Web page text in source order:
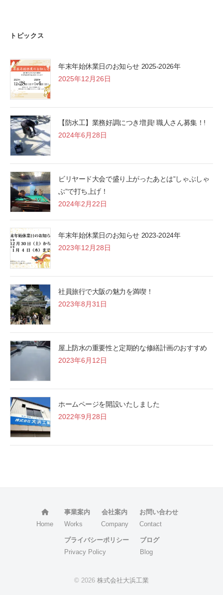
トピックス
年末年始休業日のお知らせ 2025-2026年
2025年12月26日
【防水工】業務好調につき増員! 職人さん募集！!
2024年6月28日
ビリヤード大会で盛り上がったあとは”しゃぶしゃ
ぶ”で打ち上げ！
2024年2月22日
年末年始休業日のお知らせ 2023-2024年
2023年12月28日
社員旅行で大阪の魅力を満喫！
2023年8月31日
屋上防水の重要性と定期的な修繕計画のおすすめ
2023年6月12日
ホームページを開設いたしました
2022年9月28日
Home
事業案内
Works
会社案内
Company
お問い合わせ
Contact
プライバシーポリシー
Privacy Policy
ブログ
Blog
© 2026 株式会社大浜工業